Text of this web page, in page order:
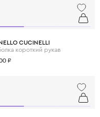
CUCINELLI
короткий рукав
₽